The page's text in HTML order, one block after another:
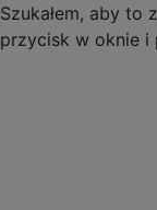
Szukałem, aby to
przycisk w oknie i